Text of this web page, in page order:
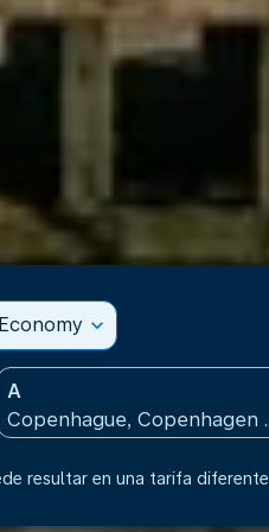
expand_more
A
resultar en una tarifa diferente